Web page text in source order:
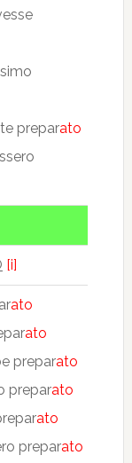
preparato
[i]
ato
ato
preparato
preparato
ato
preparato